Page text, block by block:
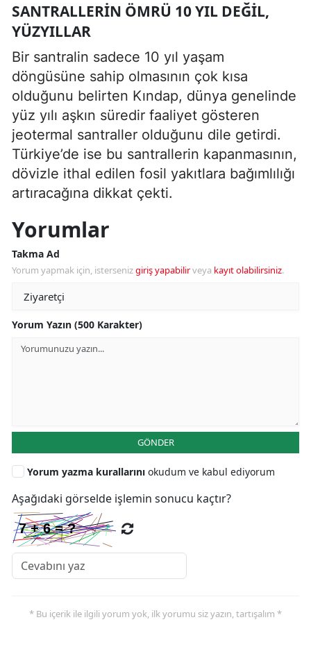
SANTRALLERIN ÖMRÜ 10 YIL DEĞIL,
YÜZYILLAR
Bir santralin sadece 10 yıl yaşam
döngüsüne sahip olmasının çok kısa
olduğunu belirten Kındap, dünya genelinde
yüz yılı aşkın süredir faaliyet gösteren
jeotermal santraller olduğunu dile getirdi.
Türkiye’de ise bu santrallerin kapanmasının,
dövizle ithal edilen fosil yakıtlara bağımlılığı
artıracağına dikkat çekti.
Yorumlar
Takma Ad
Yorum yapmak için, istersenizgiriş yapabilirveya kayıt olabilirsiniz.
Yorum Yazın (500 Karakter)
GÖNDER
Yorum yazma kurallarını okudum ve kabul ediyorum
Aşağıdaki görselde işlemin sonucu kaçtır?
* Bu içerik ile ilgili yorum yok, ilk yorumu siz yazın, tartışalım *